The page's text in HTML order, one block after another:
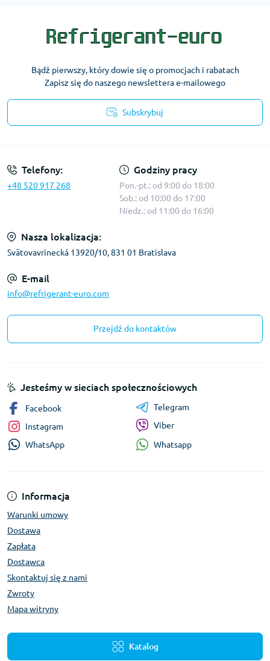
Bądź pierwszy, który dowie się o promocjach i rabatach
Zapisz się do naszego newslettera e-mailowego
Subskrybuj
Telefony:
+48 520 917 268
Godziny pracy
Pon.-pt.: od 9:00 do 18:00
Sob.: od 10:00 do 17:00
Niedz.: od 11:00 do 16:00
Nasza lokalizacja:
Svätovavrinecká 13920/10, 831 01 Bratislava
E-mail
info@refrigerant-euro.com
Przejdź do kontaktów
Informacja
Warunki umowy
Dostawa
Zapłata
Dostawca
Skontaktuj się z nami
Zwroty
Mapa witryny
Katalog
Jesteśmy w sieciach społecznościowych
Facebook
Instagram
WhatsApp
Telegram
Viber
Whatsapp